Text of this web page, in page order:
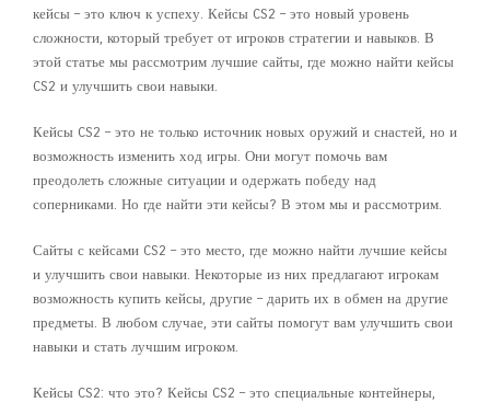
кейсы – это ключ к успеху. Кейсы CS2 – это новый уровень
сложности, который требует от игроков стратегии и навыков. В
этой статье мы рассмотрим лучшие сайты, где можно найти кейсы
CS2 и улучшить свои навыки.
Кейсы CS2 – это не только источник новых оружий и снастей, но и
возможность изменить ход игры. Они могут помочь вам
преодолеть сложные ситуации и одержать победу над
соперниками. Но где найти эти кейсы? В этом мы и рассмотрим.
Сайты с кейсами CS2 – это место, где можно найти лучшие кейсы
и улучшить свои навыки. Некоторые из них предлагают игрокам
возможность купить кейсы, другие – дарить их в обмен на другие
предметы. В любом случае, эти сайты помогут вам улучшить свои
навыки и стать лучшим игроком.
Кейсы CS2: что это? Кейсы CS2 – это специальные контейнеры,